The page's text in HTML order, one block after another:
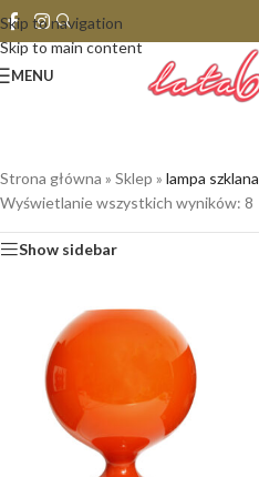
Skip to navigation
Skip to main content
MENU
Strona główna » Sklep » lampa szklana
Wyświetlanie wszystkich wyników: 8
Show sidebar